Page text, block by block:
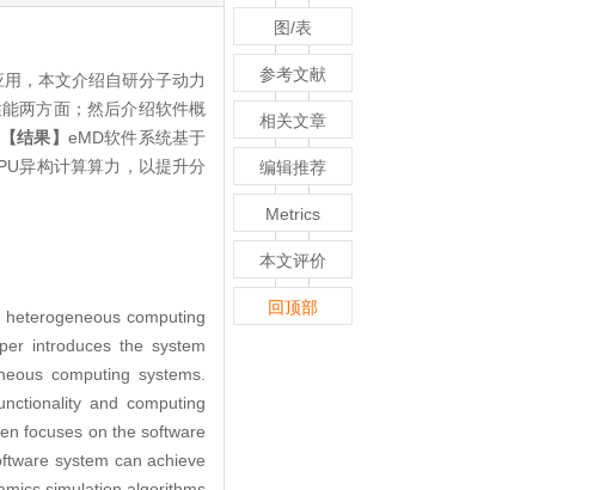
，本文介绍自研分子动力
两方面；然后介绍软件概
【结果】 eMD软件系统基于
异构计算算力，以提升分
computing
introduces the system
computing systems.
and computing
focuses on the software
system can achieve
图/表
参考文献
相关文章
编辑推荐
Metrics
本文评价
回顶部